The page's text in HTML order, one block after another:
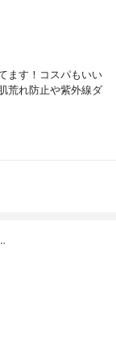
ます！コスパもいい
荒れ防止や紫外線ダ